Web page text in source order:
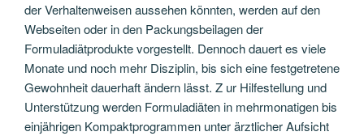
der Verhaltenweisen aussehen könnten, werden auf den
Webseiten oder in den Packungsbeilagen der
Formuladiätprodukte vorgestellt. Dennoch dauert es viele
Monate und noch mehr Disziplin, bis sich eine festgetretene
Gewohnheit dauerhaft ändern lässt. Z ur Hilfestellung und
Unterstützung werden Formuladiäten in mehrmonatigen bis
einjährigen Kompaktprogrammen unter ärztlicher Aufsicht